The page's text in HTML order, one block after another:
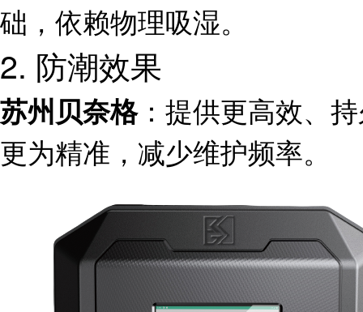
础，依赖物理吸湿。
2. 防潮效果
苏州贝奈格：提供更高效、
更为精准，减少维护频率。